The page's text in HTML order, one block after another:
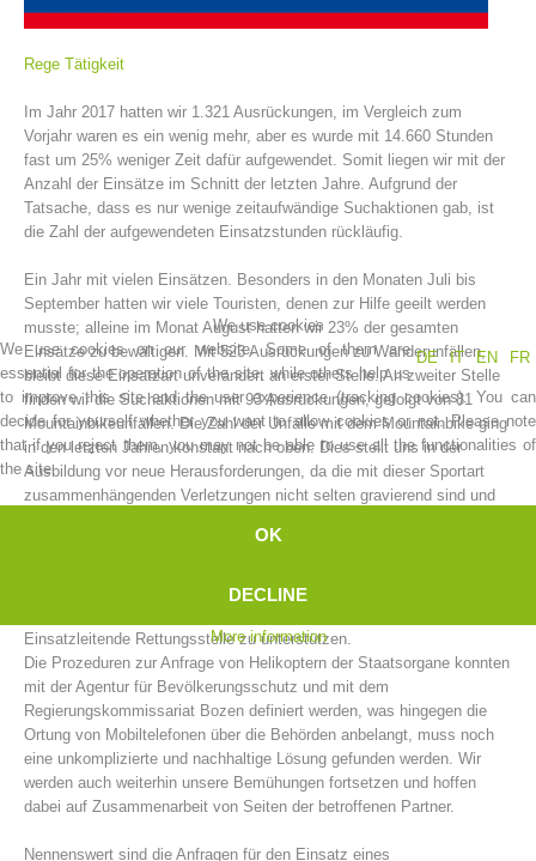
Mountain Rescue Stations
Rege Tätigkeit
Im Jahr 2017 hatten wir 1.321 Ausrückungen, im Vergleich zum
Vorjahr waren es ein wenig mehr, aber es wurde mit 14.660 Stunden
fast um 25% weniger Zeit dafür aufgewendet. Somit liegen wir mit der
Anzahl der Einsätze im Schnitt der letzten Jahre. Aufgrund der
Tatsache, dass es nur wenige zeitaufwändige Suchaktionen gab, ist
die Zahl der aufgewendeten Einsatzstunden rückläufig.
Ein Jahr mit vielen Einsätzen. Besonders in den Monaten Juli bis
September hatten wir viele Touristen, denen zur Hilfe geeilt werden
musste; alleine im Monat August hatten wir 23% der gesamten
Einsätze zu bewältigen. Mit 523 Ausrückungen zu Wanderunfällen,
bleibt diese Einsatzart unverändert an erster Stelle. An zweiter Stelle
finden wir die Suchaktionen mit 93 Ausrückungen, gefolgt von 81
Mountainbikeunfällen. Die Zahl der Unfälle mit dem Mountainbike ging
in den letzten Jahren konstant nach oben. Dies stellt uns in der
Ausbildung vor neue Herausforderungen, da die mit dieser Sportart
zusammenhängenden Verletzungen nicht selten gravierend sind und
werden und wird auch schon bei Suchaktionen eingesetzt. Es wurde
Einsatzleitende Rettungsstelle zu unterstützen.
Die Prozeduren zur Anfrage von Helikoptern der Staatsorgane konnten
mit der Agentur für Bevölkerungsschutz und mit dem
Regierungskommissariat Bozen definiert werden, was hingegen die
Ortung von Mobiltelefonen über die Behörden anbelangt, muss noch
eine unkomplizierte und nachhaltige Lösung gefunden werden. Wir
werden auch weiterhin unsere Bemühungen fortsetzen und hoffen
dabei auf Zusammenarbeit von Seiten der betroffenen Partner.
Nennenswert sind die Anfragen für den Einsatz eines
We use cookies
DE
IT EN FR
We use cookies on our website. Some of them are
essential for the operation of the site, while others help us
to improve this site and the user experience (tracking cookies). You can
decide for yourself whether you want to allow cookies or not. Please note
that if you reject them, you may not be able to use all the functionalities of
the site.
OK
DECLINE
More information